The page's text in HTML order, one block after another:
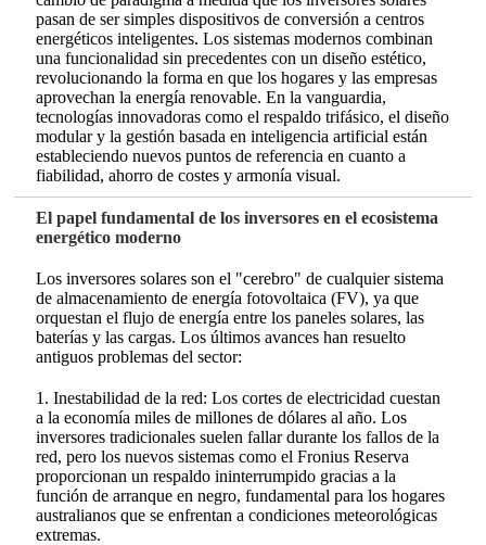
pasan de ser simples dispositivos de conversión a centros
energéticos inteligentes. Los sistemas modernos combinan
una funcionalidad sin precedentes con un diseño estético,
revolucionando la forma en que los hogares y las empresas
aprovechan la energía renovable. En la vanguardia,
tecnologías innovadoras como el respaldo trifásico, el diseño
modular y la gestión basada en inteligencia artificial están
estableciendo nuevos puntos de referencia en cuanto a
fiabilidad, ahorro de costes y armonía visual.
El papel fundamental de los inversores en el ecosistema
energético moderno
Los inversores solares son el "cerebro" de cualquier sistema
de almacenamiento de energía fotovoltaica (FV), ya que
orquestan el flujo de energía entre los paneles solares, las
baterías y las cargas. Los últimos avances han resuelto
antiguos problemas del sector:
1. Inestabilidad de la red: Los cortes de electricidad cuestan
a la economía miles de millones de dólares al año. Los
inversores tradicionales suelen fallar durante los fallos de la
red, pero los nuevos sistemas como el Fronius Reserva
proporcionan un respaldo ininterrumpido gracias a la
función de arranque en negro, fundamental para los hogares
australianos que se enfrentan a condiciones meteorológicas
extremas.